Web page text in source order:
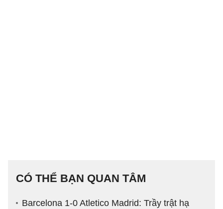
CÓ THỂ BẠN QUAN TÂM
Barcelona 1-0 Atletico Madrid: Trầy trật hạ